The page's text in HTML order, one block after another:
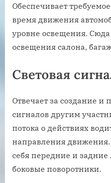
Обеспечивает
время движения
уровне освещения.
освещения салона,
Световая
Отвечает за создание и
сигналов другим
потока о действиях
направления движения.
себя передние и
боковые поворотники.